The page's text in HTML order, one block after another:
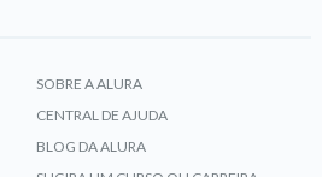
SOBRE A ALURA
CENTRAL DE AJUDA
BLOG DA ALURA